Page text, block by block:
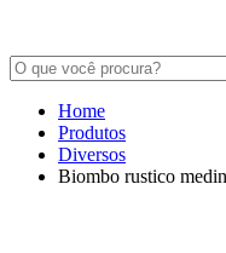
Home
Produtos
Diversos
Biombo rustico